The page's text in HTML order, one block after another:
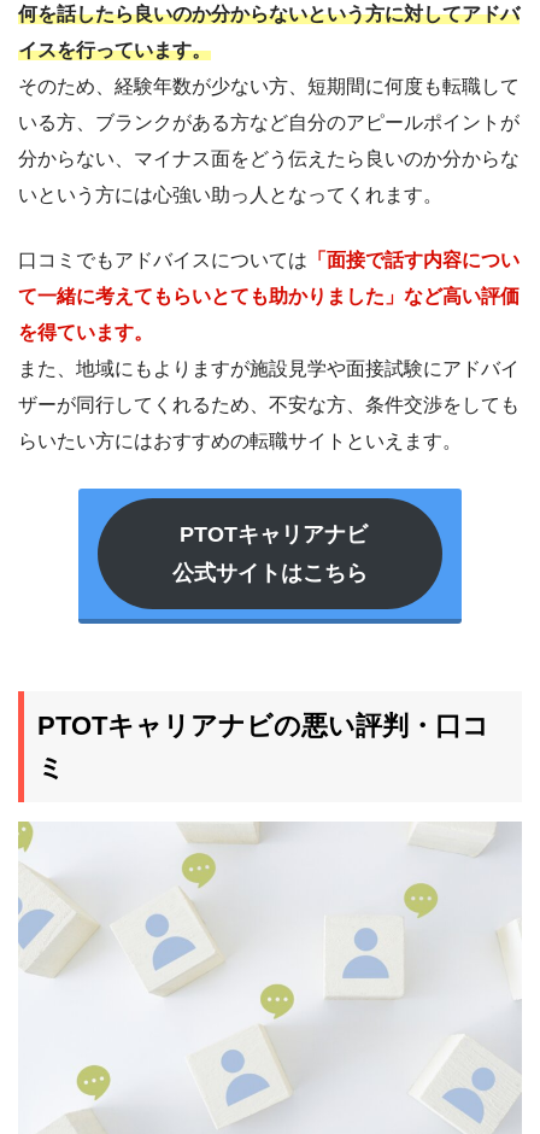
何を話したら良いのか分からないという方に対してアドバ
イスを行っています。
そのため、経験年数が少ない方、短期間に何度も転職して
いる方、ブランクがある方など自分のアピールポイントが
分からない、マイナス面をどう伝えたら良いのか分からな
いという方には心強い助っ人となってくれます。
口コミでもアドバイスについては 「面接で話す内容につい
て一緒に考えてもらいとても助かりました」など高い評価
を得ています。
また、地域にもよりますが施設見学や面接試験にアドバイ
ザーが同行してくれるため、不安な方、条件交渉をしても
らいたい方にはおすすめの転職サイトといえます。
PTOTキャリアナビ
公式サイトはこちら
PTOTキャリアナビの悪い評判・口コ
ミ